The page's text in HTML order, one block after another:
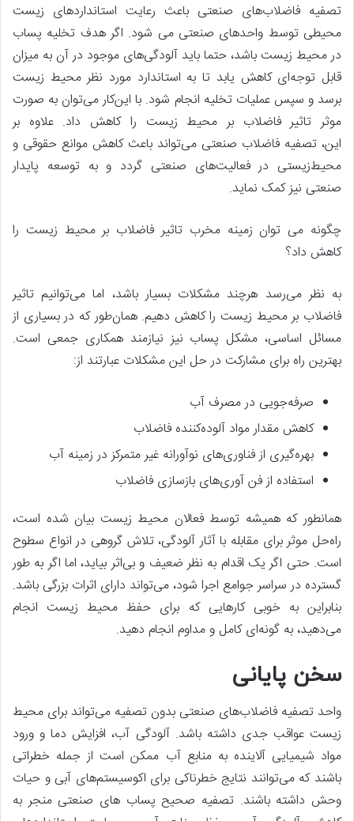
تصفیه فاضلاب‌های صنعتی باعث رعایت استانداردهای زیست
محیطی توسط واحدهای صنعتی می شود. اگر هدف تخلیه پساب
در محیط زیست باشد، حتما باید آلودگی‌های موجود در آن به میزان
قابل توجه‌ای کاهش یابد تا به استاندارد مورد نظر محیط زیست
برسد و سپس عملیات تخلیه انجام شود. با این‌کار می‌توان به صورت
موثر تاثیر فاضلاب بر محیط زیست را کاهش داد. علاوه بر
این، تصفیه فاضلاب صنعتی می‌تواند باعث کاهش موانع حقوقی و
محیط‌زیستی در فعالیت‌های صنعتی گردد و به توسعه پایدار
صنعتی نیز کمک نماید.
چگونه می توان زمینه مخرب تاثیر فاضلاب بر محیط زیست را
کاهش داد؟
به نظر می‌رسد هرچند مشکلات بسیار باشد، اما می‌توانیم تاثیر
فاضلاب بر محیط زیست را کاهش دهیم. همان‌طور که در بسیاری از
مسائل اساسی، مشکل پساب نیز نیازمند همکاری جمعی است.
بهترین راه برای مشارکت در حل این مشکلات عبارتند از:
صرفه‌جویی در مصرف آب
کاهش مقدار مواد آلوده‌کننده فاضلاب
بهره‌گیری از فناوری‌های نوآورانه غیر متمرکز در زمینه آب
استفاده از فن آوری‌های بازسازی فاضلاب
همانطور که همیشه توسط فعالان محیط زیست بیان شده است،
راه‌حل موثر برای مقابله با آثار آلودگی، تلاش گروهی در انواع سطوح
است. حتی اگر یک اقدام به نظر ضعیف و بی‌اثر بیاید، اما اگر به طور
گسترده در سراسر جوامع اجرا شود، می‌تواند دارای اثرات بزرگی باشد.
بنابراین به خوبی کارهایی که برای حفظ محیط زیست انجام
می‌دهید، به گونه‌ای کامل و مداوم انجام دهید.
سخن پایانی
واحد تصفیه فاضلاب‌های صنعتی بدون تصفیه می‌تواند برای محیط
زیست عواقب جدی داشته باشد. آلودگی آب، افزایش دما و ورود
مواد شیمیایی آلاینده به منابع آب ممکن است از جمله خطراتی
باشند که می‌توانند نتایج خطرناکی برای اکوسیستم‌های آبی و حیات
وحش داشته باشند. تصفیه صحیح پساب های صنعتی منجر به